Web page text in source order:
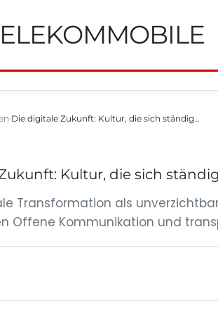
Die digitale Zukunft: Kultur, die sich ständig…
Kultur, die sich
Transformation als
Offene Kommunikation und